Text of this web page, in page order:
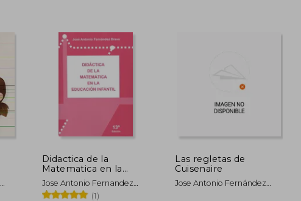
₡ 11.262 ₡ 8.725
Didactica de la
Matematica en la
Educacion Infantil (13ª
edi
Jose Antonio Fernandez
Bravo
(1)
Las regletas de
Cuisenaire
Jose Antonio Fernández